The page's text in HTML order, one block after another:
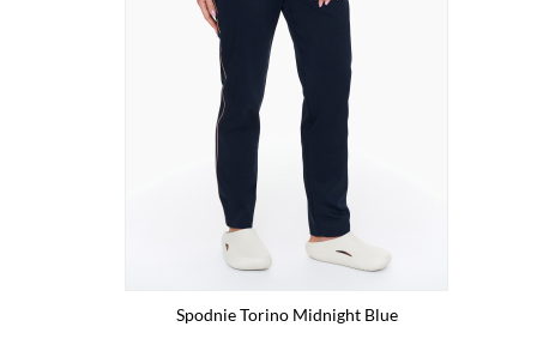
Spodnie Torino Midnight Blue